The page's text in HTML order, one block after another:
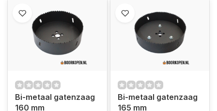
Bi-metaal gatenzaag
160 mm
Bi-metaal gatenzaag
165 mm